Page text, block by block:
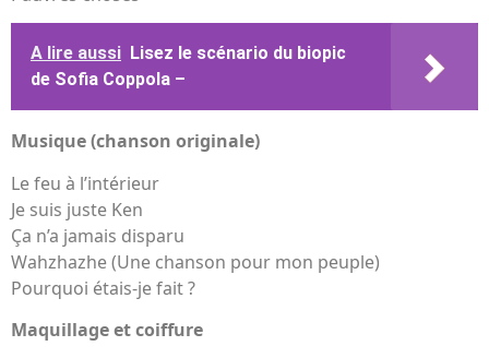
A lire aussi Lisez le scénario du biopic
de Sofia Coppola –
Musique (chanson originale)
Le feu à l’intérieur
Je suis juste Ken
Ça n’a jamais disparu
Wahzhazhe (Une chanson pour mon peuple)
Pourquoi étais-je fait ?
Maquillage et coiffure